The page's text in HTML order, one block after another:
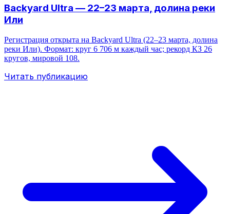
Backyard Ultra — 22–23 марта, долина реки
Или
Регистрация открыта на Backyard Ultra (22–23 марта, долина
реки Или). Формат: круг 6 706 м каждый час; рекорд КЗ 26
кругов, мировой 108.
Читать публикацию